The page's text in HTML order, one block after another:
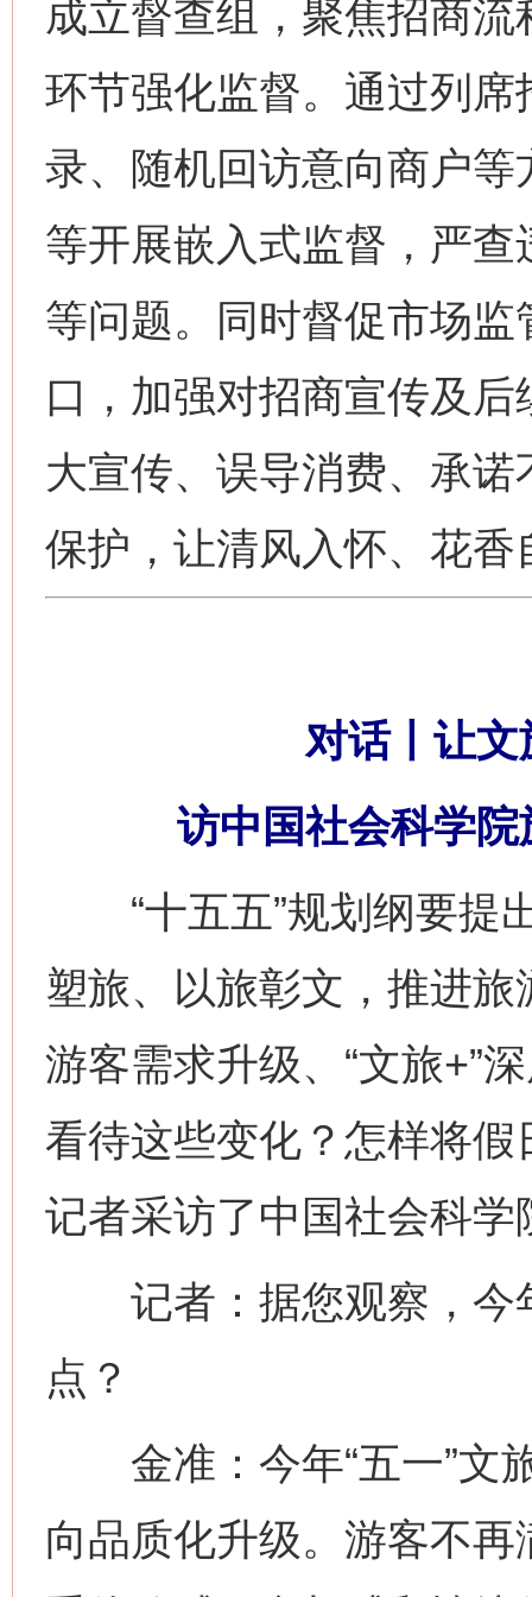
成立督查组，聚焦招商
环节强化监督。通过列
录、随机回访意向商户
等开展嵌入式监督，严
等问题。同时督促市场
口，加强对招商宣传及
大宣传、误导消费、承
保护，让清风入怀、花香
对话丨让文
访中国社会科学
“十五五”规划纲要提
塑旅、以旅彰文，推进旅
游客需求升级、“文旅+”
看待这些变化？怎样将假
记者采访了中国社会科
记者：据您观察，今
点？
金准：今年“五一”文
向品质化升级。游客不再